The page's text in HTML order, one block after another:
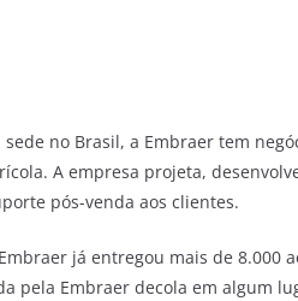
no Brasil, a Embraer tem
A empresa projeta,
pós-venda aos clientes.
já entregou mais de 8.000
pela Embraer decola em algum